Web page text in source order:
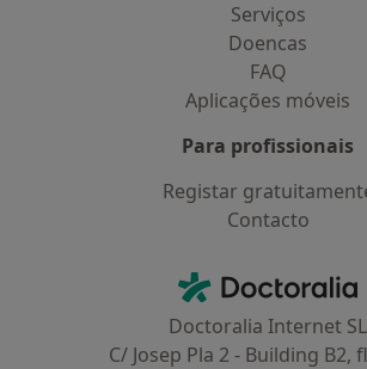
Serviços
Doencas
FAQ
Aplicações móveis
Para profissionais
Registar
Contacto
Doctoralia -
Doctoralia Internet SL
C/ Josep Pla 2 - Building B2,